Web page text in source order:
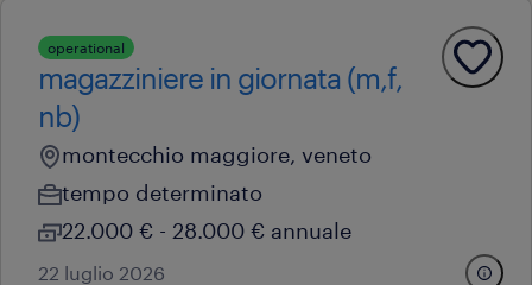
operational
magazziniere in giornata (m,f,
nb)
montecchio maggiore, veneto
tempo determinato
22.000 € - 28.000 € annuale
22 luglio 2026